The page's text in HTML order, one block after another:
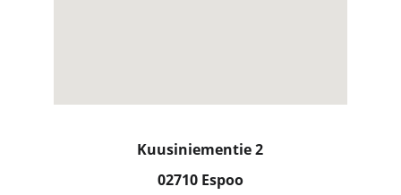
Kuusiniementie 2
02710 Espoo